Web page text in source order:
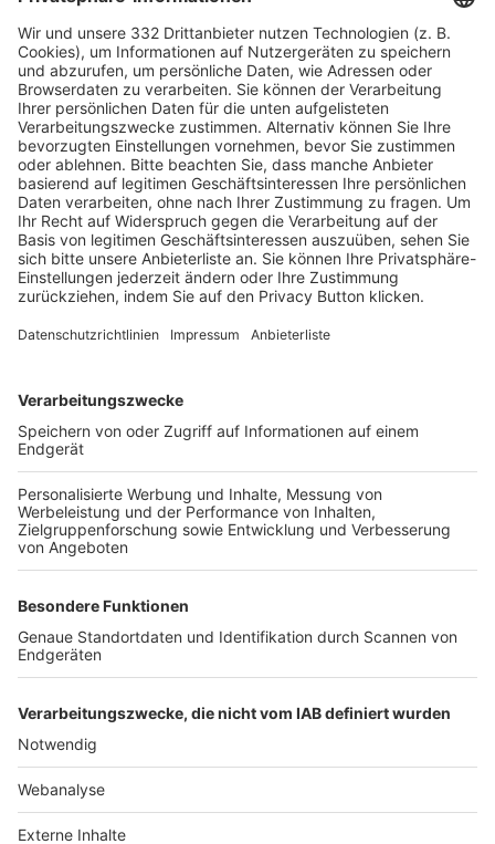
HÄUFIG BESUCHTE SEITEN
Pässe und Vereinswechsel
Trainerausbildung
Schulungsangebot Vereinsmitarbeiter
BFV-Geschäftsstellen
Trainerbörse
Login SpielPlus
FOLGE DEM BFV
TOP-VEREINE
TOP-PARTNER
Nutzungsbedingungen Datenschutz Impressum